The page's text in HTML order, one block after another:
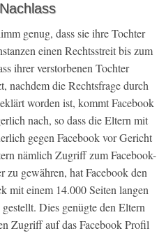
genug, dass sie ihre Tochter
einen Rechtsstreit bis zum
ihrer verstorbenen Tochter
nachdem die Rechtsfrage durch
worden ist, kommt Facebook
nach, so dass die Eltern mit
gegen Facebook vor Gericht
nämlich Zugriff zum Facebook-
zu gewähren, hat Facebook den
mit einem 14.000 Seiten langen
Dies genügte den Eltern
Zugriff auf das Facebook Profil